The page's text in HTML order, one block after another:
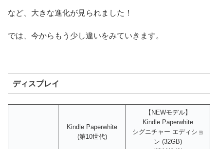
など、大きな進化が見られました！
では、今からもう少し違いをみていきます。
ディスプレイ
Kindle Paperwhite
(第10世代)
【NEWモデル】
Kindle Paperwhite
シグニチャー エディショ
ン (32GB)